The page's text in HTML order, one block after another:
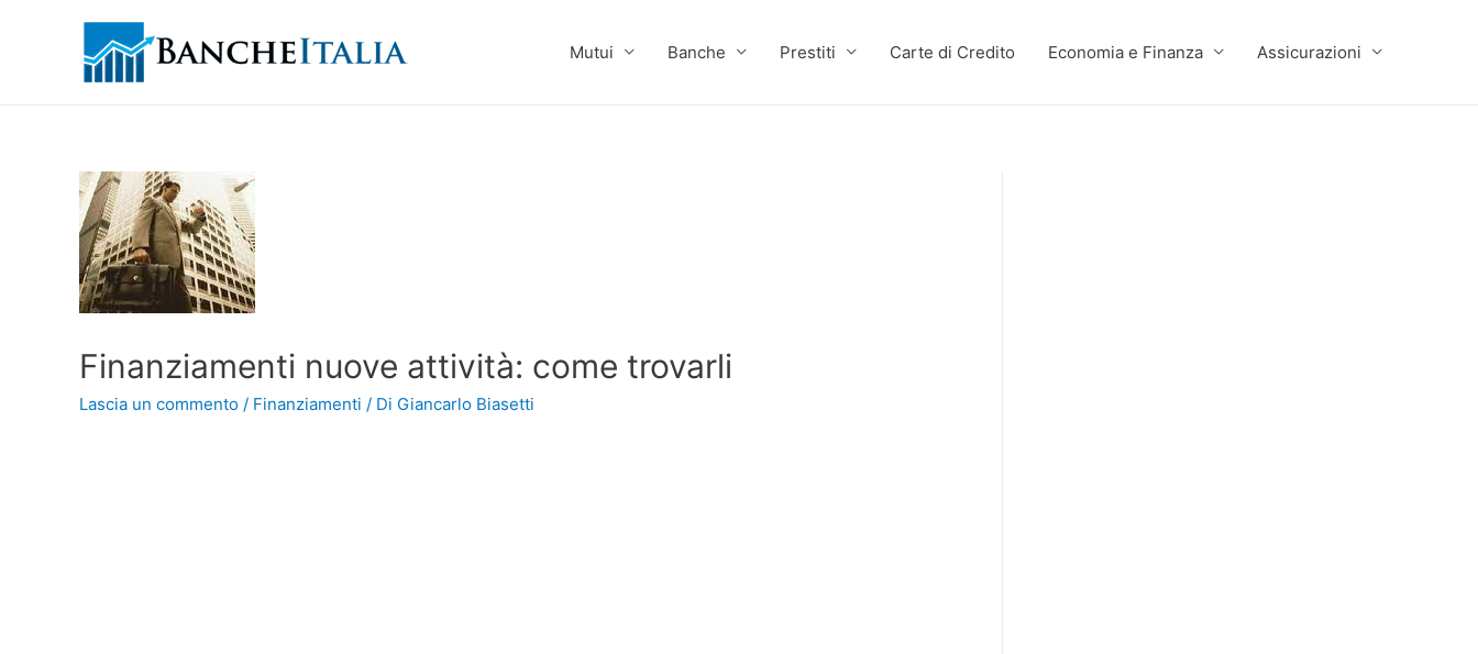
Mutui Banche Prestiti Carte di Credito Economia e Finanza Assicurazioni
Finanziamenti nuove attività: come trovarli
Lascia un commento / Finanziamenti / Di Giancarlo Biasetti